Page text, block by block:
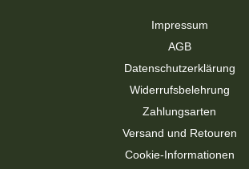
Impressum
AGB
Datenschutzerklärung
Widerrufsbelehrung
Zahlungsarten
Versand und Retouren
Cookie-Informationen